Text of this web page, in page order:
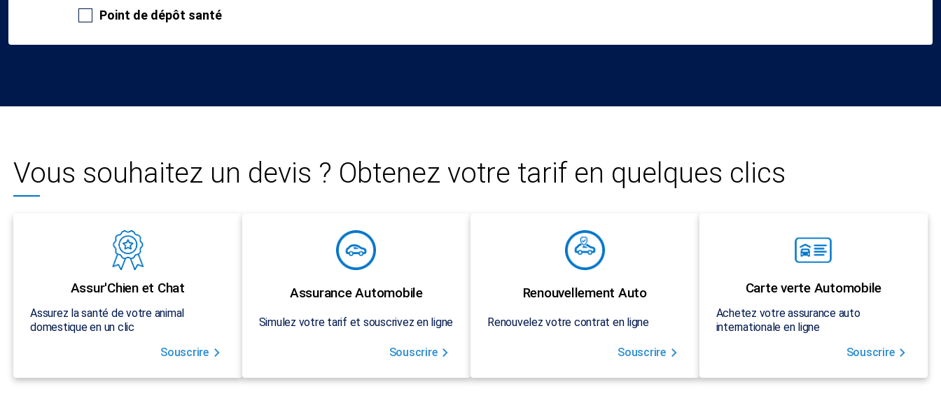
Point de dépôt santé
Vous souhaitez un devis ? Obtenez votre tarif en quelques clics
Assur'Chien et Chat
Assurez la santé de votre animal
domestique en un clic
Souscrire
Assurance Automobile
Simulez votre tarif et souscrivez en ligne
Souscrire
Renouvellement Auto
Renouvelez votre contrat en ligne
Souscrire
Carte verte Automobile
Achetez votre assurance auto
internationale en ligne
Souscrire